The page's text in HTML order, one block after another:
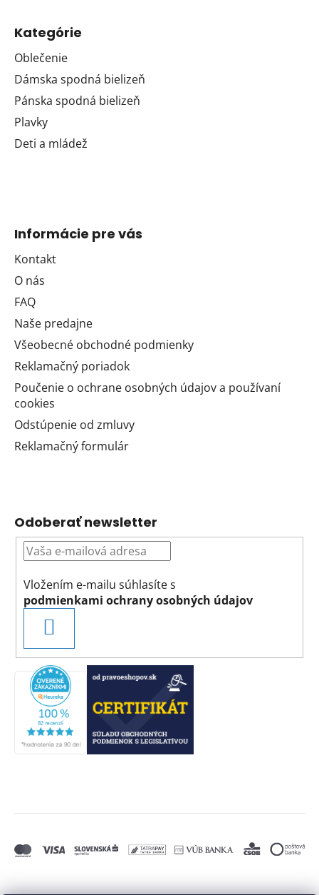
Kategórie
Oblečenie
Dámska spodná bielizeň
Pánska spodná bielizeň
Plavky
Deti a mládež
Informácie pre vás
Kontakt
O nás
FAQ
Naše predajne
Všeobecné obchodné podmienky
Reklamačný poriadok
Poučenie o ochrane osobných údajov a používaní
cookies
Odstúpenie od zmluvy
Reklamačný formulár
Odoberať newsletter
Vložením e-mailu súhlasíte s
podmienkami ochrany osobných údajov
SA